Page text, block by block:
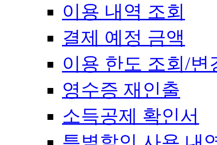
이용 내역 조회
결제 예정 금액
이용 한도 조회/변
영수증 재인출
소득공제 확인서